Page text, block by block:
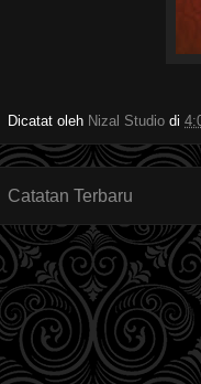
Dicatat oleh Nizal Studio di
Catatan Terbaru